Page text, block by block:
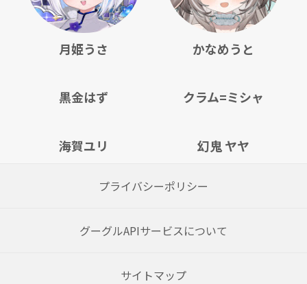
月姫うさ かなめうと
黒金はず クラム=ミシャ
海賀ユリ 幻鬼 ヤヤ
プライバシーポリシー
グーグルAPIサービスについて
サイトマップ